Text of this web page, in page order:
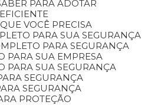
PARA ADOTAR
VOCÊ PRECISA
PARA SUA SEGURANÇA
PARA SEGURANÇA
PARA SUA EMPRESA
PARA SUA SEGURANÇA
SEGURANÇA
SEGURANÇA
PROTEÇÃO